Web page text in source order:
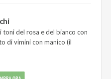
del rosa e del bianco con
di vimini con manico (il